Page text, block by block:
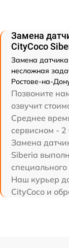
Замена
CityCoco
Замена
несложная
Ростове-на-
Позвоните
озвучит
Среднее
сервисном - 2
Замена
Siberia
Наш курьер
CityCoco и